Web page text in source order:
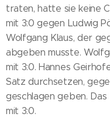
traten, hatte sie keine
mit 3:0 gegen Ludwig
Wolfgang Klaus, der
abgeben musste.
mit 3:0. Hannes
Satz durchsetzen,
geschlagen geben.
mit 3:0.